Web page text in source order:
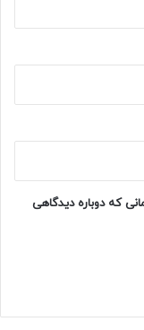
که دوباره دیدگاهی